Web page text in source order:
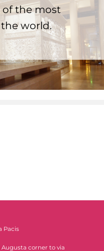
of the most
world.
Pacis
Augusta corner to via